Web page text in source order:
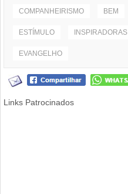
COMPANHEIRISMO BEM
ESTÍMULO INSPIRADORAS
EVANGELHO
Links Patrocinados